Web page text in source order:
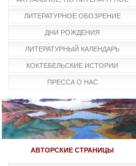
ЛИТЕРАТУРНОЕ ОБОЗРЕНИЕ
ДНИ РОЖДЕНИЯ
ЛИТЕРАТУРНЫЙ КАЛЕНДАРЬ
КОКТЕБЕЛЬСКИЕ ИСТОРИИ
ПРЕССА О НАС
АВТОРСКИЕ СТРАНИЦЫ